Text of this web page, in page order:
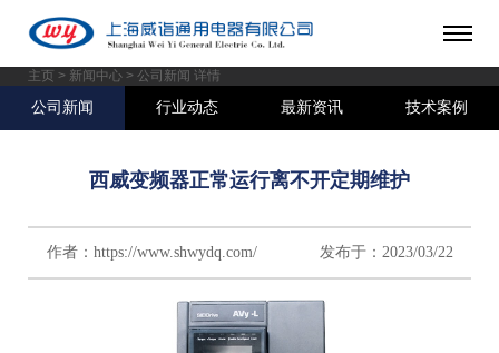
主页 > 新闻中心 > 公司新闻 详情
公司新闻 行业动态 最新资讯 技术案例
西威变频器正常运行离不开定期维护
作者：https://www.shwydq.com/ 发布于：2023/03/22